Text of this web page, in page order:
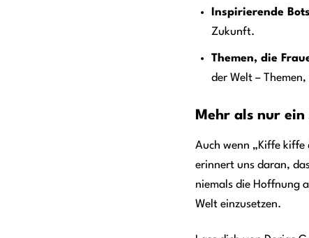
Inspirierende
Zukunft.
Themen, die
der Welt –
Mehr als nur ein
Auch wenn „Kiffe kiffe
erinnert uns daran,
niemals die Hoffnung
Welt einzusetzen.